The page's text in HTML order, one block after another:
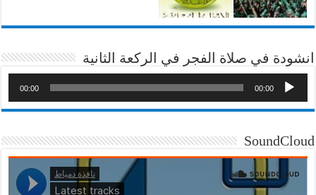
انشودة في صلاة الفجر في الركعة الثانية
00:00
00:00
SoundCloud